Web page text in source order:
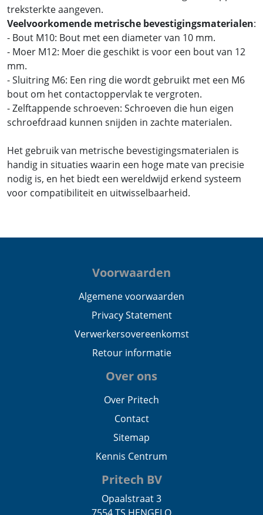
treksterkte aangeven.
Veelvoorkomende metrische bevestigingsmaterialen:
- Bout M10: Bout met een diameter van 10 mm.
- Moer M12: Moer die geschikt is voor een bout van 12
mm.
- Sluitring M6: Een ring die wordt gebruikt met een M6
bout om het contactoppervlak te vergroten.
- Zelftappende schroeven: Schroeven die hun eigen
schroefdraad kunnen snijden in zachte materialen.
Het gebruik van metrische bevestigingsmaterialen is
handig in situaties waarin een hoge mate van precisie
nodig is, en het biedt een wereldwijd erkend systeem
voor compatibiliteit en uitwisselbaarheid.
Voorwaarden
Algemene voorwaarden
Privacy Statement
Verwerkersovereenkomst
Retour informatie
Over ons
Over Pritech
Contact
Sitemap
Kennis Centrum
Pritech BV
Opaalstraat 3